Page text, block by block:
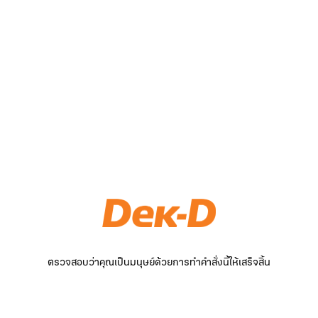
ตรวจสอบว่าคุณเป็นมนุษย์ด้วยการทำคำสั่งนี้ให้เสร็จสิ้น